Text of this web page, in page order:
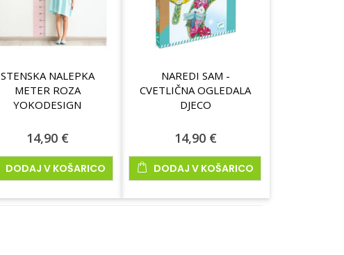
STENSKA NALEPKA
METER ROZA
YOKODESIGN
14,90 €
DODAJ V KOŠARICO
NAREDI SAM -
CVETLIČNA OGLEDALA
DJECO
14,90 €
DODAJ V KOŠARICO